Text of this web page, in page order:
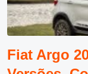
Fiat Argo